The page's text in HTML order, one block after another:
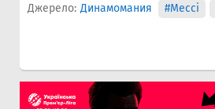
Джерело: Динамомания #Мессі